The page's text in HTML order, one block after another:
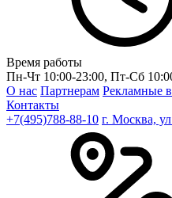
Время работы
Пн-Чт 10:00-23:00, Пт-Сб
О нас Партнерам Рекламные
Контакты
+7(495)788-88-10 г. Москва,